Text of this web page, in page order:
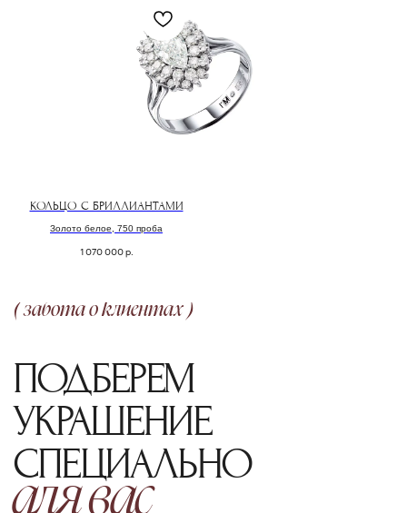
КОЛЬЦО С БРИЛЛИАНТАМИ
Золото белое, 750 проба
1 070 000р.
Добавьте товар в корзину и введите
свои контактные данные
во всплывающем окне
ОФОРМЛЕНИЕ ЗАКАЗА